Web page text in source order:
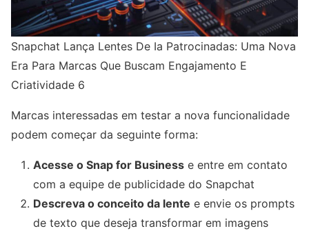
Snapchat Lança Lentes De Ia Patrocinadas: Uma Nova
Era Para Marcas Que Buscam Engajamento E
Criatividade 6
Marcas interessadas em testar a nova funcionalidade
podem começar da seguinte forma:
Acesse o Snap for Business e entre em contato
com a equipe de publicidade do Snapchat
Descreva o conceito da lente e envie os prompts
de texto que deseja transformar em imagens